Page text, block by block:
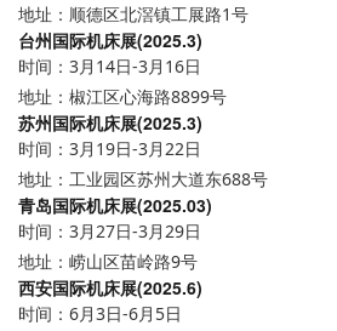
地址：顺德区北滘镇工展路1号
台州国际机床展(2025.3)
时间：3月14日-3月16日
地址：椒江区心海路8899号
苏州国际机床展(2025.3)
时间：3月19日-3月22日
地址：工业园区苏州大道东688号
青岛国际机床展(2025.03)
时间：3月27日-3月29日
地址：崂山区苗岭路9号
西安国际机床展(2025.6)
时间：6月3日-6月5日